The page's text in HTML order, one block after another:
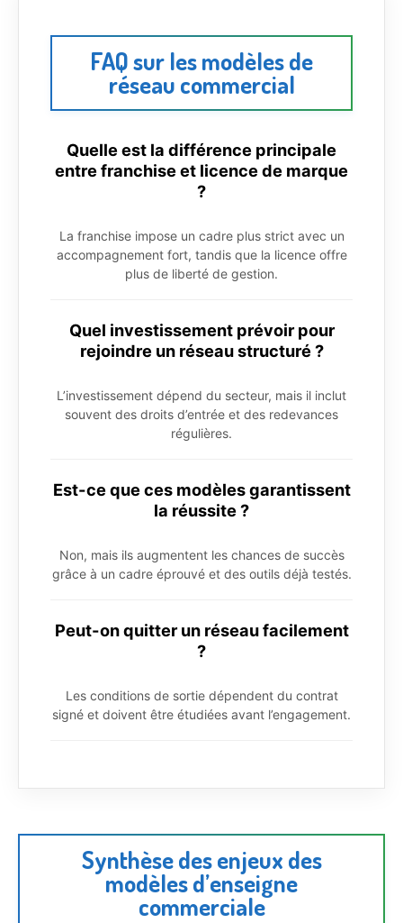
FAQ sur les modèles de
réseau commercial
Quelle est la différence principale
entre franchise et licence de marque
?
La franchise impose un cadre plus strict avec un
accompagnement fort, tandis que la licence offre
plus de liberté de gestion.
Quel investissement prévoir pour
rejoindre un réseau structuré ?
L’investissement dépend du secteur, mais il inclut
souvent des droits d’entrée et des redevances
régulières.
Est-ce que ces modèles garantissent
la réussite ?
Non, mais ils augmentent les chances de succès
grâce à un cadre éprouvé et des outils déjà testés.
Peut-on quitter un réseau facilement
?
Les conditions de sortie dépendent du contrat
signé et doivent être étudiées avant l’engagement.
Synthèse des enjeux des
modèles d’enseigne
commerciale